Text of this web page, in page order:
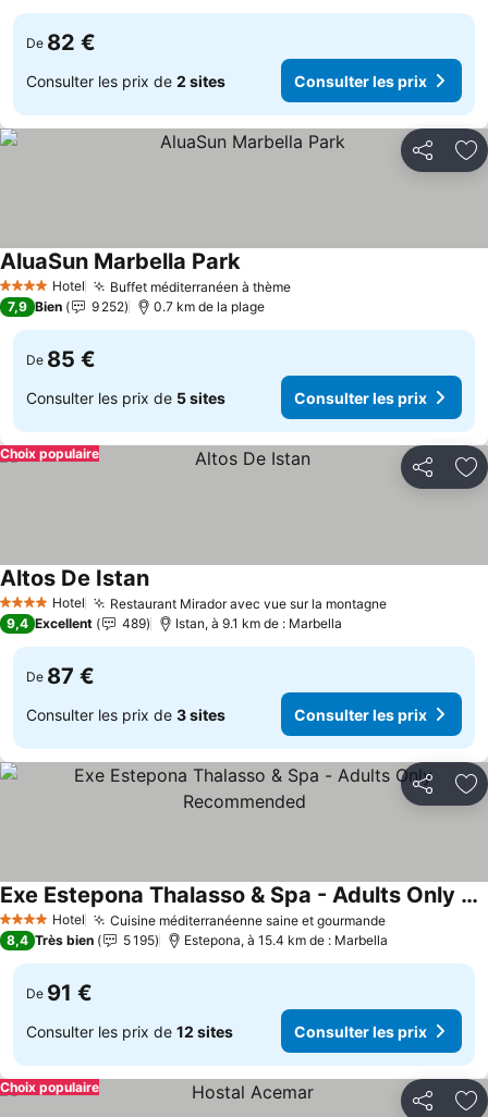
De 82 €
Consulter les prix de 2 sites Consulter les prix
Partager
4 Étoiles Hotel Buffet méditerranéen à thèmeConsulter les prix
AluaSun Marbella ParkConsulter les prix
7,9 Bien 9 252 0.7 km de la plage
De 85 €
Consulter les prix de 5 sites Consulter les prix
Partager
Choix populaire
4 Étoiles Hotel Restaurant Mirador avec vue sur la montagneConsulter
Altos De IstanConsulter les prix
9,4 Excellent 489 Istan, à 9.1 km de : Marbella
De 87 €
Consulter les prix de 3 sites Consulter les prix
Partager
4 Étoiles Hotel Cuisine méditerranéenne saine et gourmandeConsulter
Exe Estepona Thalasso & Spa - Adults Only Recommended
Consulter les prix
8,4 Très bien 5 195 Estepona, à 15.4 km de : Marbella
De 91 €
Consulter les prix de 12 sites Consulter les prix
Partager
Choix populaire